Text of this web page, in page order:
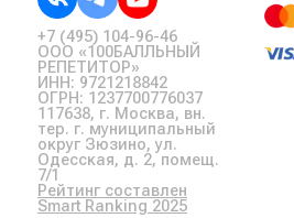
+7 (495) 104-96-46
ООО «100БАЛЛЬНЫЙ
РЕПЕТИТОР»
ИНН: 9721218842
ОГРН: 1237700776037
117638, г. Москва, вн.
тер. г. муниципальный
округ Зюзино, ул.
Одесская, д. 2, помещ.
7/1
Рейтинг составлен
Smart Ranking 2025